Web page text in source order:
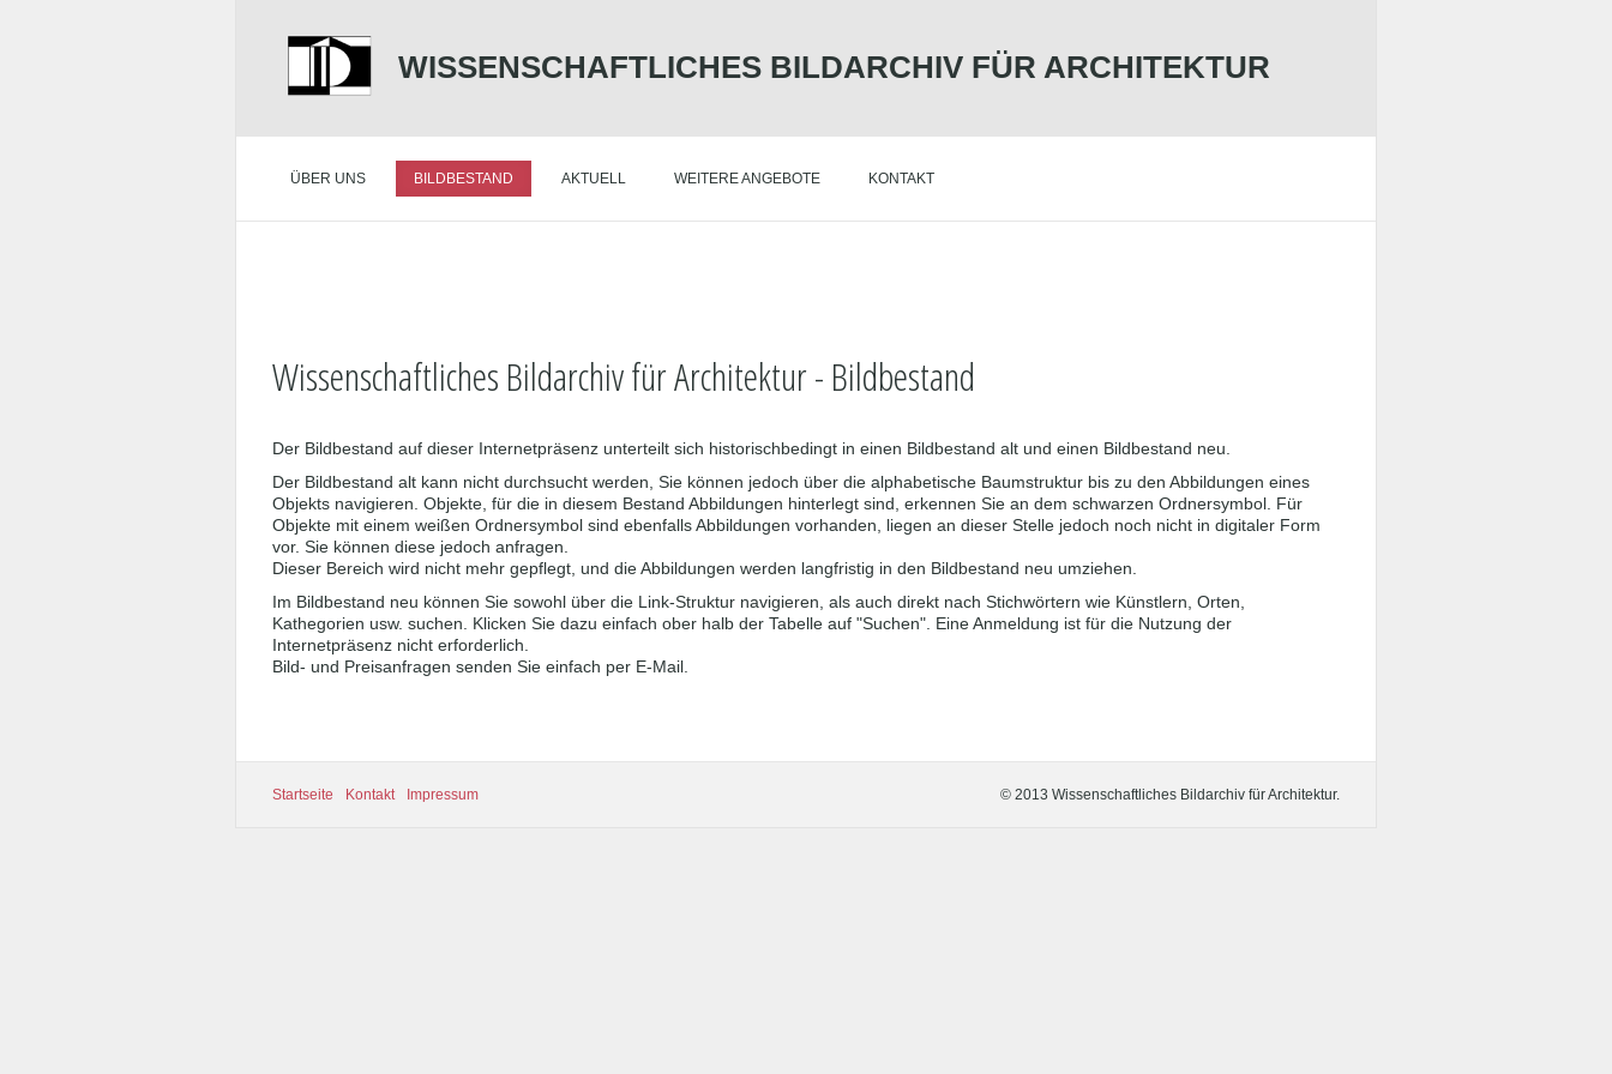
WISSENSCHAFTLICHES BILDARCHIV FÜR ARCHITEKTUR
ÜBER UNS BILDBESTAND AKTUELL WEITERE ANGEBOTE KONTAKT
Wissenschaftliches Bildarchiv für Architektur - Bildbestand
Der Bildbestand auf dieser Internetpräsenz unterteilt sich historischbedingt in einen Bildbestand alt und einen Bildbestand neu.
Der Bildbestand alt kann nicht durchsucht werden, Sie können jedoch über die alphabetische Baumstruktur bis zu den Abbildungen eines
Objekts navigieren. Objekte, für die in diesem Bestand Abbildungen hinterlegt sind, erkennen Sie an dem schwarzen Ordnersymbol. Für
Objekte mit einem weißen Ordnersymbol sind ebenfalls Abbildungen vorhanden, liegen an dieser Stelle jedoch noch nicht in digitaler Form
vor. Sie können diese jedoch anfragen.
Dieser Bereich wird nicht mehr gepflegt, und die Abbildungen werden langfristig in den Bildbestand neu umziehen.
Im Bildbestand neu können Sie sowohl über die Link-Struktur navigieren, als auch direkt nach Stichwörtern wie Künstlern, Orten,
Kathegorien usw. suchen. Klicken Sie dazu einfach ober halb der Tabelle auf "Suchen". Eine Anmeldung ist für die Nutzung der
Internetpräsenz nicht erforderlich.
Bild- und Preisanfragen senden Sie einfach per E-Mail.
Startseite Kontakt Impressum © 2013 Wissenschaftliches Bildarchiv für Architektur.